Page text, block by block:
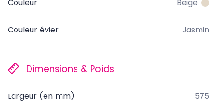
Couleur Beige
Couleur évier Jasmin
Dimensions & Poids
Largeur (en mm) 575